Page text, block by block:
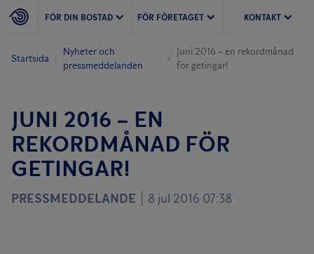
FÖR DIN BOSTAD FÖR FÖRETAGET KONTAKT
Startsida
Nyheter och
pressmeddelanden
Juni 2016 – en rekordmånad
för getingar!
JUNI 2016 – EN
REKORDMÅNAD FÖR
GETINGAR!
PRESSMEDDELANDE 8 jul 2016 07:38